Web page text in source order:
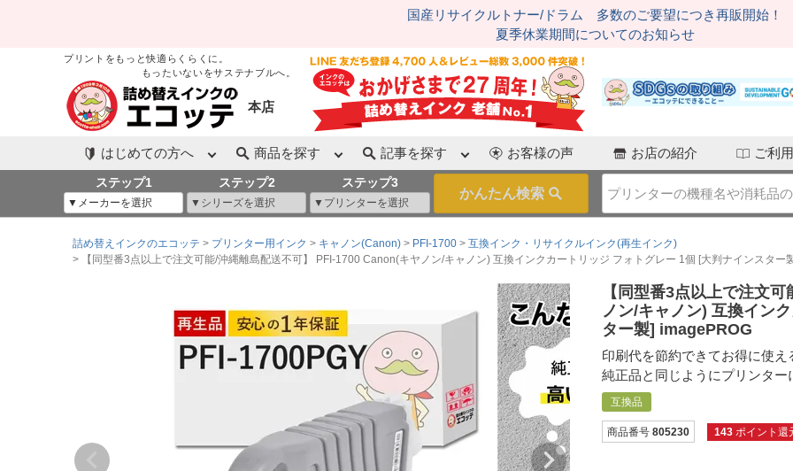
国産リサイクルトナー/ドラム 多数のご要望につき再販開始！
夏季休業期間についてのお知らせ
プリントをもっと快適らくらくに。
もったいないをサステナブルへ。
本店
はじめての方へ 商品を探す 記事を探す お客様の声 お店の紹介 ご利
ステップ1 ステップ2 ステップ3
詰め替えインクのエコッテ プリンター用インク キャノン(Canon) PFI-1700
互換インク・リサイクルインク(再生インク)
【同型番3点以上で注文可能/沖縄離島配送不可】 PFI-1700 Canon(キヤノン/キャノン) 互換インクカートリッジ フォトグレー 1個 [大判ナインスター
【同型番3点以上で注文
ノン/キャノン) 互換イン
ター製] imagePROG
印刷代を節約できてお得に使え
純正品と同じようにプリンター
互換品
商品番号 805230 143 ポイント還